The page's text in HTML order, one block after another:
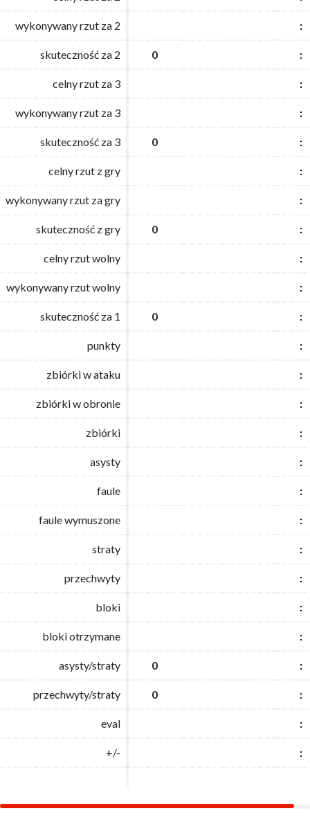
wykonywany rzut za 2 :
skuteczność za 2 0 :
celny rzut za 3 :
wykonywany rzut za 3 :
skuteczność za 3 0 :
celny rzut z gry :
wykonywany rzut za gry :
skuteczność z gry 0 :
celny rzut wolny :
wykonywany rzut wolny :
skuteczność za 1 0 :
punkty :
zbiórki w ataku :
zbiórki w obronie :
zbiórki :
asysty :
faule :
faule wymuszone :
straty :
przechwyty :
bloki :
bloki otrzymane :
asysty/straty 0 :
przechwyty/straty 0 :
eval :
+/- :
wykonywany rzut za 2 :
skuteczność za 2 0 :
celny rzut za 3 :
wykonywany rzut za 3 :
skuteczność za 3 0 :
celny rzut z gry :
wykonywany rzut za gry :
skuteczność z gry 0 :
celny rzut wolny :
wykonywany rzut wolny :
skuteczność za 1 0 :
punkty :
zbiórki w ataku :
zbiórki w obronie :
zbiórki :
asysty :
faule :
faule wymuszone :
straty :
przechwyty :
bloki :
bloki otrzymane :
asysty/straty 0 :
przechwyty/straty 0 :
eval :
+/- :